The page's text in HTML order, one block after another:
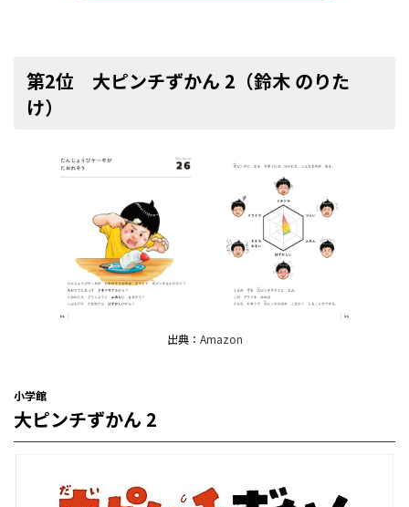
第2位 大ピンチずかん 2（鈴木 のりた
け）
出典： Amazon
小学館
大ピンチずかん 2